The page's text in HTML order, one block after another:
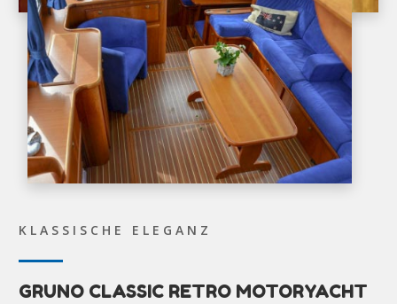
KLASSISCHE ELEGANZ
GRUNO CLASSIC RETRO MOTORYACHT